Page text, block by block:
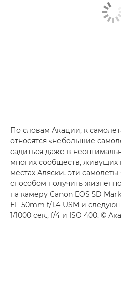
По словам Акации, к
относятся «небольшие
садиться даже в
многих сообществ, живущих
местах Аляски, эти
способом получить
на камеру Canon EOS 5D
EF 50mm f/1.4 USM и
1/1000 сек., f/4 и ISO 400. ©